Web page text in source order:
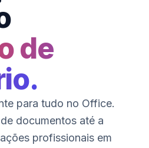
de
para tudo no Office.
documentos até a
profissionais em